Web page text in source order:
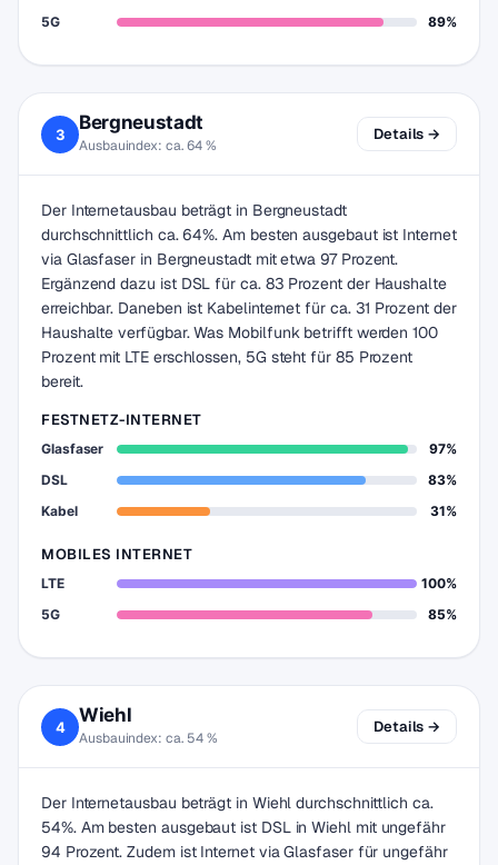
5G
89%
3
Bergneustadt
Ausbauindex: ca. 64 %
Details →
Der Internetausbau beträgt in Bergneustadt
durchschnittlich ca. 64%. Am besten ausgebaut ist Internet
via Glasfaser in Bergneustadt mit etwa 97 Prozent.
Ergänzend dazu ist DSL für ca. 83 Prozent der Haushalte
erreichbar. Daneben ist Kabelinternet für ca. 31 Prozent der
Haushalte verfügbar. Was Mobilfunk betrifft werden 100
Prozent mit LTE erschlossen, 5G steht für 85 Prozent
bereit.
FESTNETZ-INTERNET
Glasfaser
97%
DSL
83%
Kabel
31%
MOBILES INTERNET
LTE
100%
5G
85%
4
Wiehl
Ausbauindex: ca. 54 %
Details →
Der Internetausbau beträgt in Wiehl durchschnittlich ca.
54%. Am besten ausgebaut ist DSL in Wiehl mit ungefähr
94 Prozent. Zudem ist Internet via Glasfaser für ungefähr